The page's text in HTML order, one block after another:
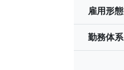
雇用形態
勤務体系